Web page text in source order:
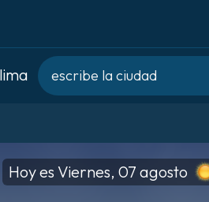
Hoy es Viernes, 07 agosto